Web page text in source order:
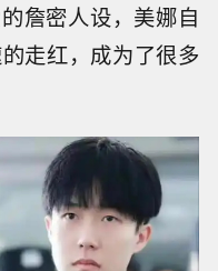
詹密人设，美娜自
走红，成为了很多